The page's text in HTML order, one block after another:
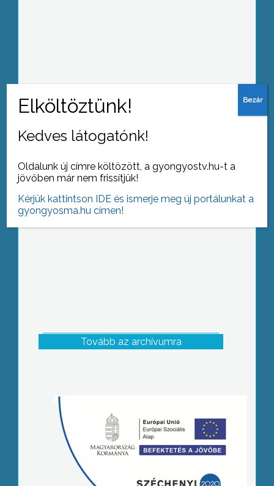
Tovább az archívumra
Kedves látogatónk!
Oldalunk új címre költözött, a gyongyostv.hu-t a
jövőben már nem frissítjük!
Kérjük kattintson IDE és ismerje meg új portálunkat a
gyongyosma.hu címen!